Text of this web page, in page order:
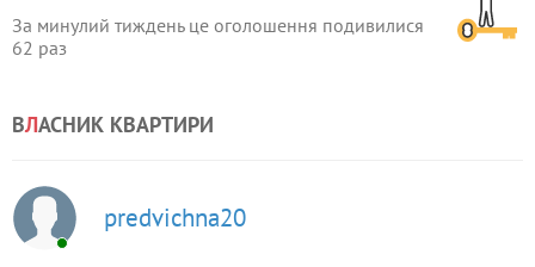
За минулий тиждень це оголошення подивилися
62 раз
ВЛАСНИК КВАРТИРИ
predvichna20